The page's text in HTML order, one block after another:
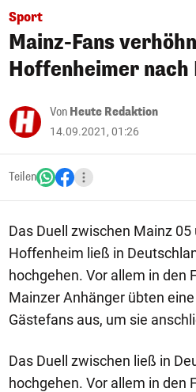
Sport
Mainz-Fans
Hoffenheimer
Von Heute Redaktion
14.09.2021, 01:26
Teilen
Das Duell zwischen Mainz 05
Hoffenheim ließ in
hochgehen. Vor allem in den
Mainzer Anhänger übten
Gästefans aus, um sie
Das Duell zwischen ließ in
hochgehen. Vor allem in den